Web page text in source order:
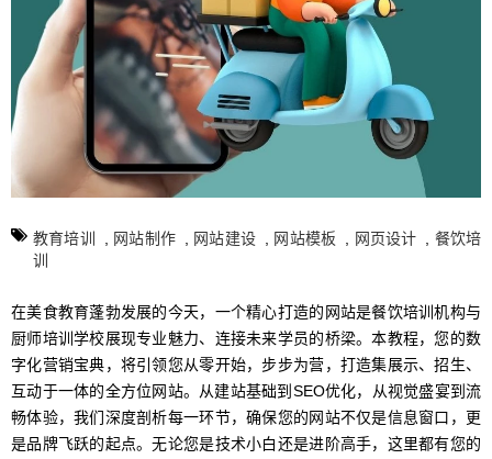
教育培训 网站制作 网站建设 网站模板 网页设计
餐饮培
训
在美食教育蓬勃发展的今天，一个精心打造的网站是餐饮培训机构与
厨师培训学校展现专业魅力、连接未来学员的桥梁。本教程，您的数
字化营销宝典，将引领您从零开始，步步为营，打造集展示、招生、
互动于一体的全方位网站。从建站基础到SEO优化，从视觉盛宴到流
畅体验，我们深度剖析每一环节，确保您的网站不仅是信息窗口，更
是品牌飞跃的起点。无论您是技术小白还是进阶高手，这里都有您的